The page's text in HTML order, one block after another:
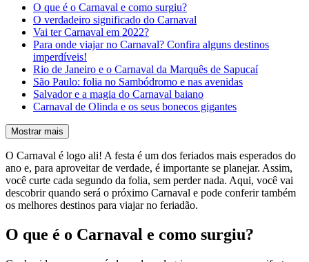
O que é o Carnaval e como surgiu?
O verdadeiro significado do Carnaval
Vai ter Carnaval em 2022?
Para onde viajar no Carnaval? Confira alguns destinos
imperdíveis!
Rio de Janeiro e o Carnaval da Marquês de Sapucaí
São Paulo: folia no Sambódromo e nas avenidas
Salvador e a magia do Carnaval baiano
Carnaval de Olinda e os seus bonecos gigantes
Mostrar mais
O Carnaval é logo ali! A festa é um dos feriados mais esperados do
ano e, para aproveitar de verdade, é importante se planejar. Assim,
você curte cada segundo da folia, sem perder nada. Aqui, você vai
descobrir quando será o próximo Carnaval e pode conferir também
os melhores destinos para viajar no feriadão.
O que é o Carnaval e como surgiu?